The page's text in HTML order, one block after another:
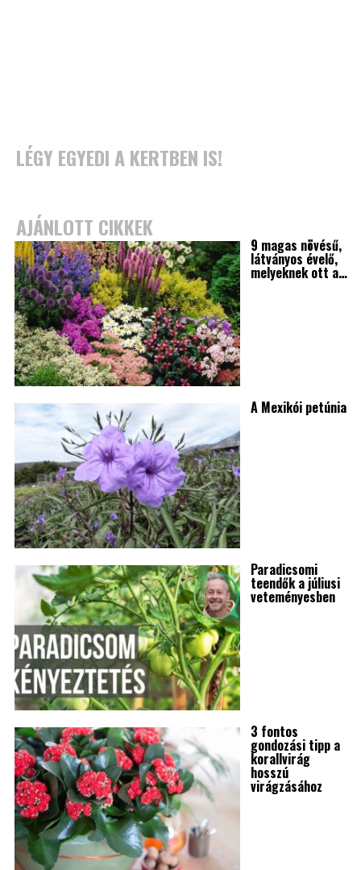
LÉGY EGYEDI A KERTBEN IS!
AJÁNLOTT CIKKEK
9 magas növésű,
látványos évelő,
melyeknek ott a…
A Mexikói petúnia
Paradicsomi
teendők a júliusi
veteményesben
3 fontos
gondozási tipp a
korallvirág
hosszú
virágzásához